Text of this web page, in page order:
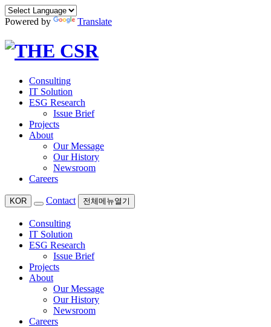
Powered by Translate
Consulting
IT Solution
ESG Research
Issue Brief
Projects
About
Our Message
Our History
Newsroom
Careers
KOR Contact 전체메뉴열기
Consulting
IT Solution
ESG Research
Issue Brief
Projects
About
Our Message
Our History
Newsroom
Careers